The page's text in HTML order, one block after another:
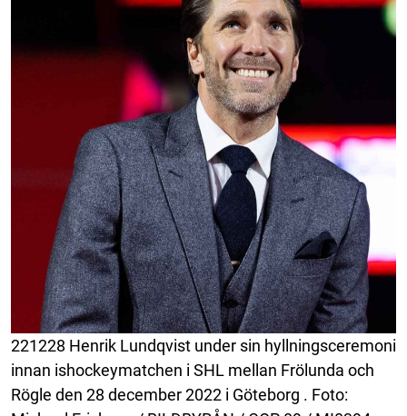
221228 Henrik Lundqvist under sin hyllningsceremoni
innan ishockeymatchen i SHL mellan Frölunda och
Rögle den 28 december 2022 i Göteborg . Foto: